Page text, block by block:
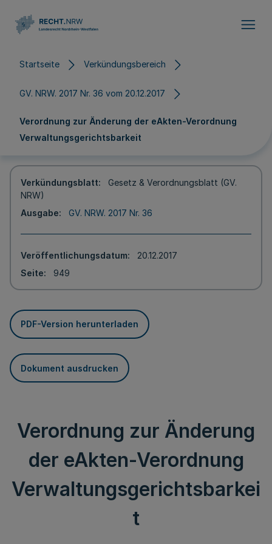
Startseite Verkündungsbereich
GV. NRW. 2017 Nr. 36 vom 20.12.2017
Verordnung zur Änderung der eAkten-Verordnung
Verwaltungsgerichtsbarkeit
Verkündungsblatt
Gesetz & Verordnungsblatt (GV.
NRW)
Ausgabe
GV. NRW. 2017 Nr. 36
Veröffentlichungsdatum
20.12.2017
Seite
949
PDF-Version herunterladen
Dokument ausdrucken
Verordnung zur Änderung
der eAkten-Verordnung
Verwaltungsgerichtsbarkei
t